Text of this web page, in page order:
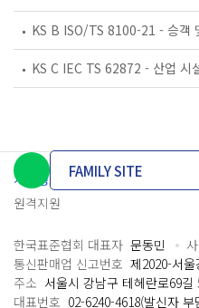
개인정보처리방침 이용약관
원격지원
FAMILY SITE
한국표준협회 대표자 문동민
통신판매업 신고번호 제2020-서
주소 서울시 강남구 테헤란로69
대표번호 02-6240-4618(발신자 부